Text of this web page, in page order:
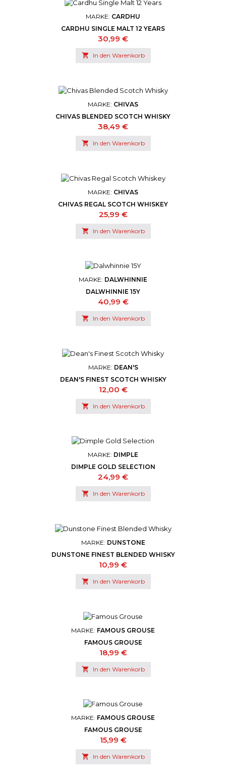
MARKE: CARDHU
CARDHU SINGLE MALT 12 YEARS
Preis
30,99 €
 In den Warenkorb
MARKE: CHIVAS
CHIVAS BLENDED SCOTCH WHISKY
Preis
38,49 €
 In den Warenkorb
MARKE: CHIVAS
CHIVAS REGAL SCOTCH WHISKEY
Preis
25,99 €
 In den Warenkorb
MARKE: DALWHINNIE
DALWHINNIE 15Y
Preis
40,99 €
 In den Warenkorb
MARKE: DEAN'S
DEAN'S FINEST SCOTCH WHISKY
Preis
12,00 €
 In den Warenkorb
MARKE: DIMPLE
DIMPLE GOLD SELECTION
Preis
24,99 €
 In den Warenkorb
MARKE: DUNSTONE
DUNSTONE FINEST BLENDED WHISKY
Preis
10,99 €
 In den Warenkorb
MARKE: FAMOUS GROUSE
FAMOUS GROUSE
Preis
18,99 €
 In den Warenkorb
MARKE: FAMOUS GROUSE
FAMOUS GROUSE
Preis
15,99 €
 In den Warenkorb